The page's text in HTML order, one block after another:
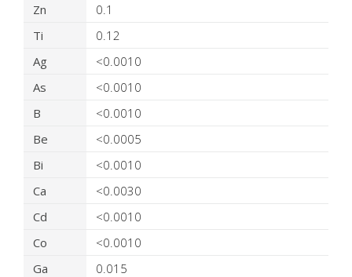
Zn
0.1
Ti
0.12
Ag
<0.0010
As
<0.0010
B
<0.0010
Be
<0.0005
Bi
<0.0010
Ca
<0.0030
Cd
<0.0010
Co
<0.0010
Ga
0.015